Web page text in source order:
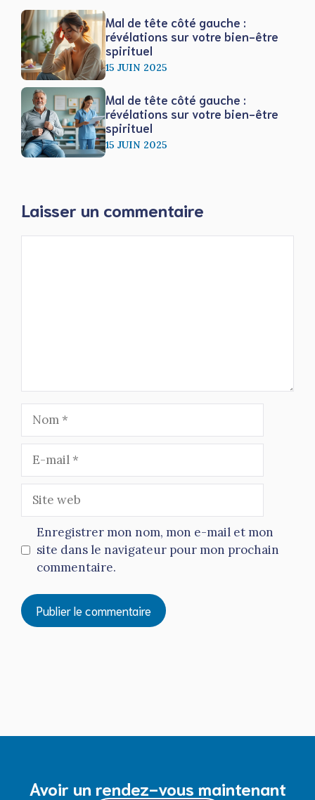
Mal de tête côté gauche :
révélations sur votre bien-être
spirituel
15 JUIN 2025
Mal de tête côté gauche :
révélations sur votre bien-être
spirituel
15 JUIN 2025
Laisser un commentaire
mail
web
Enregistrer mon nom, mon e-mail et mon
site dans le navigateur pour mon prochain
commentaire.
Avoir un rendez-vous maintenant